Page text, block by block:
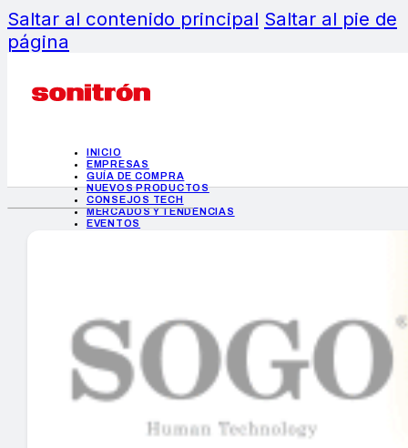
Saltar al contenido principal Saltar al pie de
página
INICIO
EMPRESAS
GUÍA DE COMPRA
NUEVOS PRODUCTOS
CONSEJOS TECH
MERCADOS Y TENDENCIAS
EVENTOS
INICIO
EMPRESAS
GUÍA DE COMPRA